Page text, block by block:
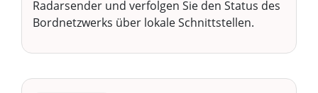
Radarsender und verfolgen Sie den Status des
Bordnetzwerks über lokale Schnittstellen.